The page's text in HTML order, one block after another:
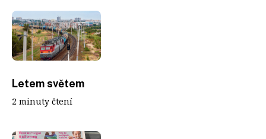
Letem světem
2 minuty čtení